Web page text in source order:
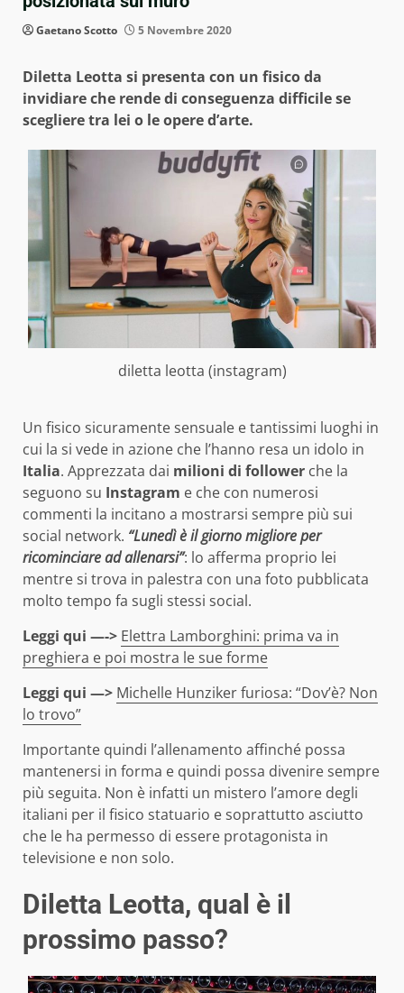
Gaetano Scotto 5 Novembre 2020
Diletta Leotta si presenta con un fisico da
invidiare che rende di conseguenza difficile se
scegliere tra lei o le opere d’arte.
diletta leotta (instagram)
Un fisico sicuramente sensuale e tantissimi luoghi in
cui la si vede in azione che l’hanno resa un idolo in
Italia. Apprezzata dai milioni di follower che la
seguono su Instagram e che con numerosi
commenti la incitano a mostrarsi sempre più sui
social network. “Lunedì è il giorno migliore per
ricominciare ad allenarsi”: lo afferma proprio lei
mentre si trova in palestra con una foto pubblicata
molto tempo fa sugli stessi social.
Leggi qui —-> Elettra Lamborghini: prima va in
preghiera e poi mostra le sue forme
Leggi qui —> Michelle Hunziker furiosa: “Dov’è? Non
lo trovo”
Importante quindi l’allenamento affinché possa
mantenersi in forma e quindi possa divenire sempre
più seguita. Non è infatti un mistero l’amore degli
italiani per il fisico statuario e soprattutto asciutto
che le ha permesso di essere protagonista in
televisione e non solo.
Diletta Leotta, qual è il
prossimo passo?